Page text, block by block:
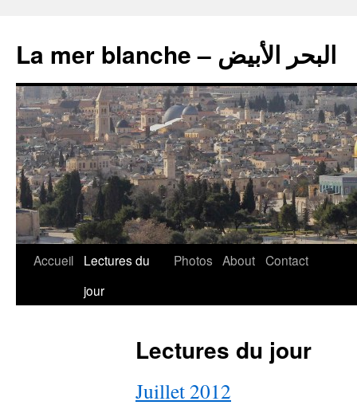
La mer blanche – البحر الأبيض
Accueil
Lectures du
jour
Photos About Contact
Lectures du jour
Juillet 2012